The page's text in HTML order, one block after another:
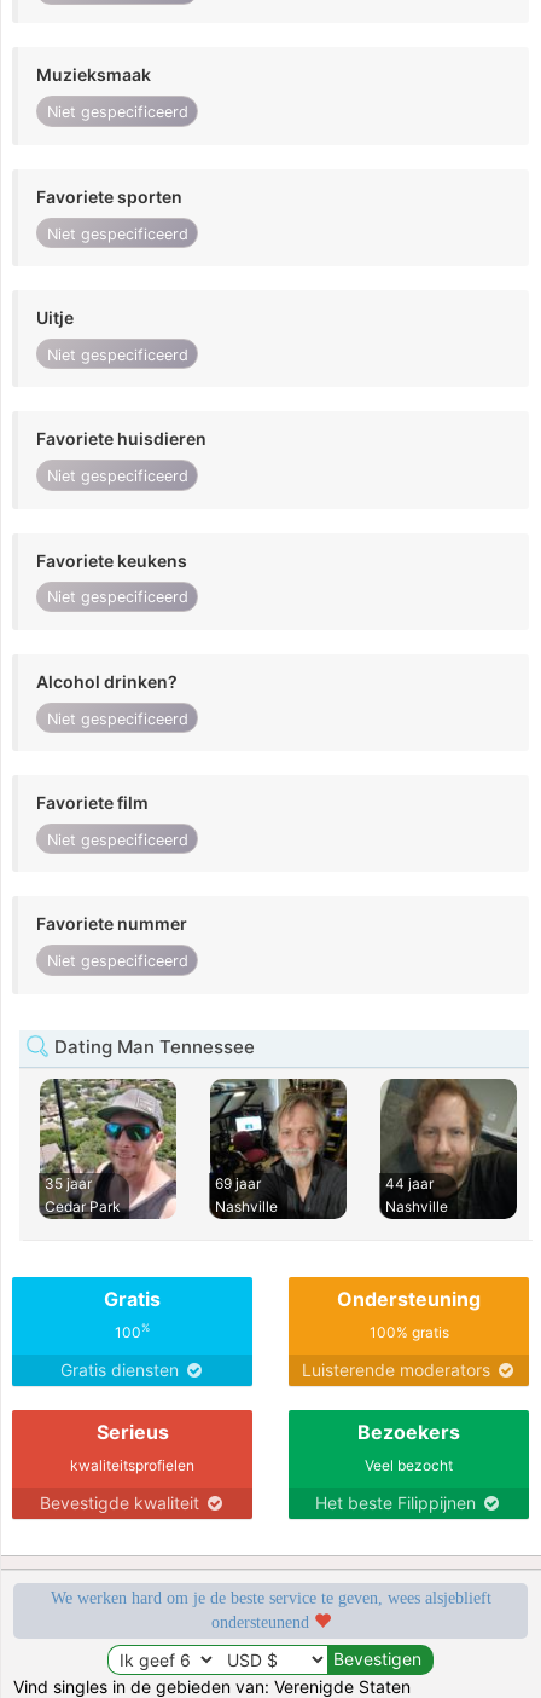
Muzieksmaak
Niet gespecificeerd
Favoriete sporten
Niet gespecificeerd
Uitje
Niet gespecificeerd
Favoriete huisdieren
Niet gespecificeerd
Favoriete keukens
Niet gespecificeerd
Alcohol drinken?
Niet gespecificeerd
Favoriete film
Niet gespecificeerd
Favoriete nummer
Niet gespecificeerd
Dating Man Tennessee
35 jaar
Cedar Park
69 jaar
Nashville
44 jaar
Nashville
Gratis
100%
Gratis diensten
Ondersteuning
100% gratis
Luisterende moderators
Serieus
kwaliteitsprofielen
Bevestigde kwaliteit
Bezoekers
Veel bezocht
Het beste Filippijnen
We werken hard om je de beste service te geven, wees alsjeblieft
ondersteunend
Vind singles in de gebieden van: Verenigde Staten